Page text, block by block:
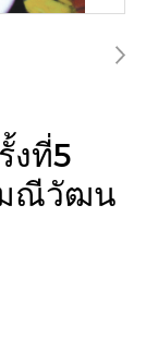
งที่5
มณีวัฒน